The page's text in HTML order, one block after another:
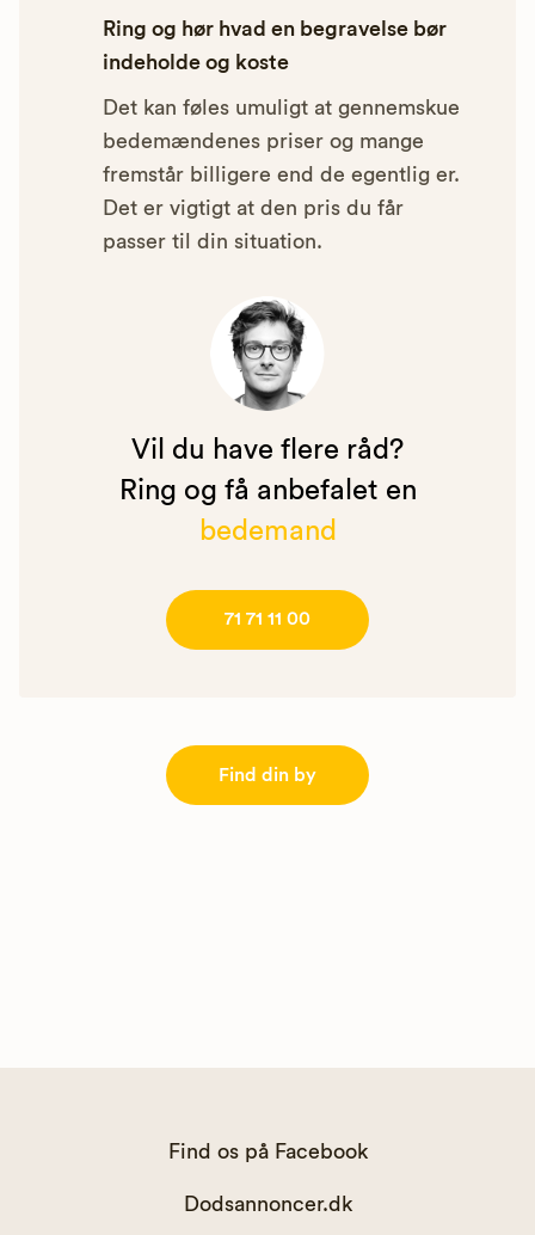
Ring og hør hvad en begravelse bør
indeholde og koste
Det kan føles umuligt at gennemskue
bedemændenes priser og mange
fremstår billigere end de egentlig er.
Det er vigtigt at den pris du får
passer til din situation.
Vil du have flere råd?
Ring og få anbefalet en
bedemand
71 71 11 00
Find din by
Find os på Facebook
Dodsannoncer.dk